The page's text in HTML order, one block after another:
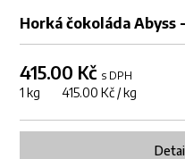
Horká čokoláda Abyss
415.00 Kč s DPH
1 kg 415.00 Kč / kg